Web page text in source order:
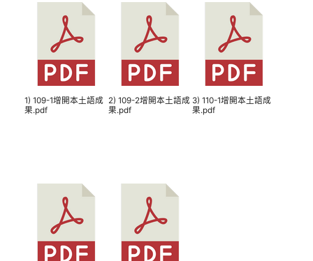
1) 109-1增開本土語成
果.pdf
2) 109-2增開本土語成
果.pdf
3) 110-1增開本土語成
果.pdf